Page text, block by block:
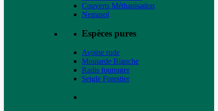
Couverts Méthanisation
Nemasol
Espèces pures
Avoine rude
Moutarde Blanche
Radis fourrager
Seigle Forestier